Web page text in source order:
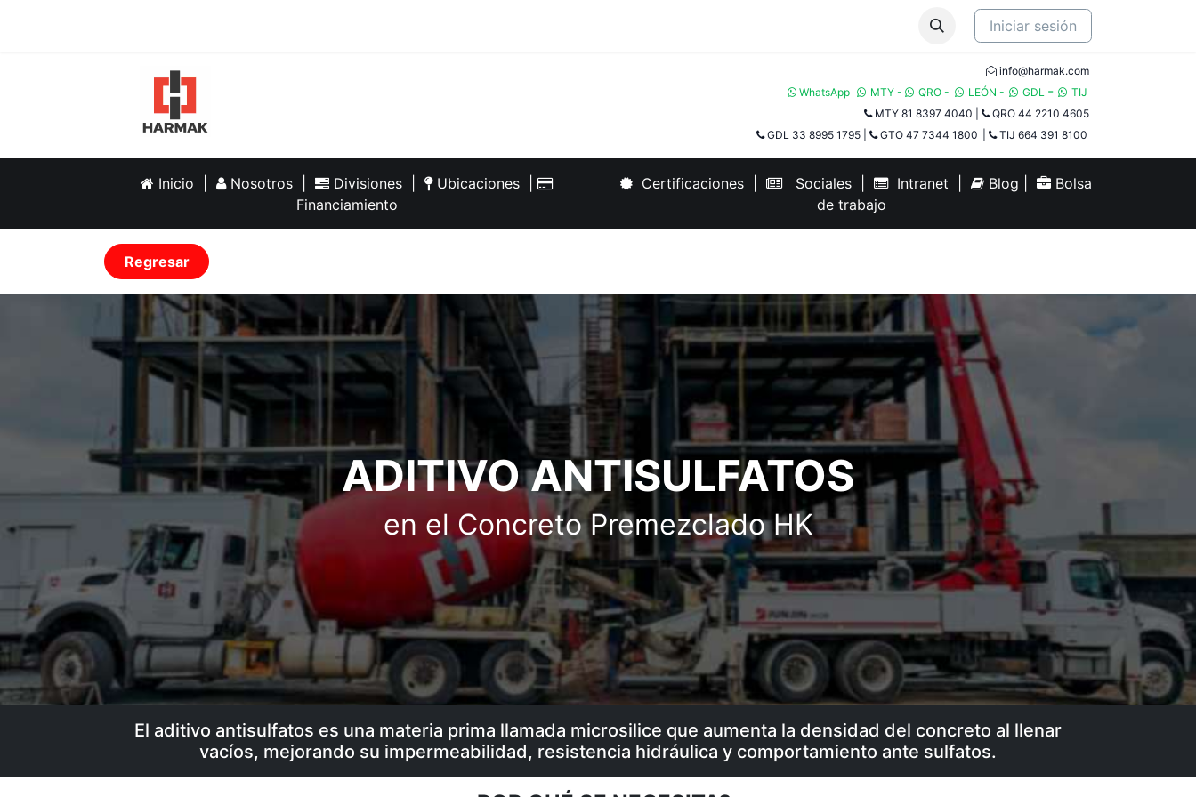
Iniciar sesión
info@harmak.com
WhatsApp
MTY - QRO - LEÓN - GDL -
TIJ​
MTY 81 8397 4040
QRO 44 2210 4605
GDL 33 8995 1795
GTO 47 7344 1800 TIJ 664 391 8100
Inicio Nosotros Divisiones Ubicaciones
Financiamiento
Certificaciones Sociales Intranet Blog
Bolsa
de trabajo
Regresar
ADITIVO ANTISULFATOS
en el Concreto Premezclado HK
El aditivo antisulfatos es una materia prima llamada microsilice que aumenta la densidad del concreto al llenar
vacíos, mejorando su impermeabilidad, resistencia hidráulica y comportamiento ante sulfatos.